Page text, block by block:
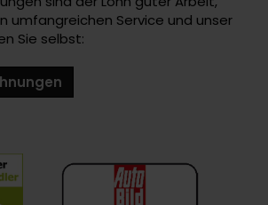
umfangreichen Service und unser
Sie selbst: